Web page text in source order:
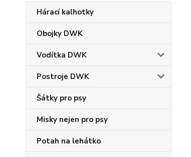
Hárací kalhotky
Obojky DWK
Vodítka DWK
Postroje DWK
Šátky pro psy
Misky nejen pro psy
Potah na lehátko